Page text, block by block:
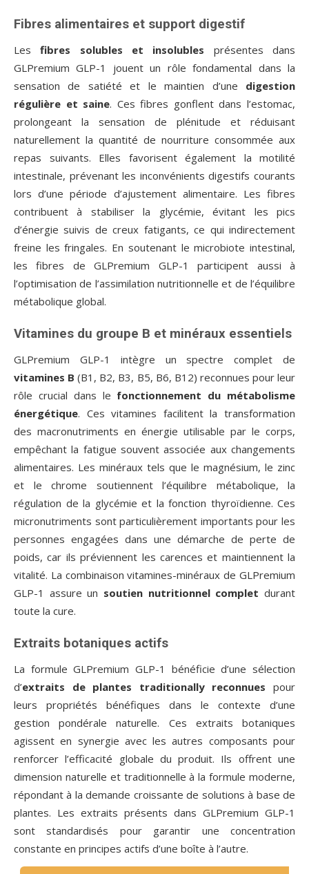
Fibres alimentaires et support digestif
Lesfibres solubles et insolubles présentes dans
GLPremium GLP-1 jouent un rôle fondamental dans la
sensation de satiété et le maintien d’une digestion
régulière et saine. Ces fibres gonflent dans l’estomac,
prolongeant la sensation de plénitude et réduisant
naturellement la quantité de nourriture consommée aux
repas suivants. Elles favorisent également la motilité
intestinale, prévenant les inconvénients digestifs courants
lors d’une période d’ajustement alimentaire. Les fibres
contribuent à stabiliser la glycémie, évitant les pics
d’énergie suivis de creux fatigants, ce qui indirectement
freine les fringales. En soutenant le microbiote intestinal,
les fibres de GLPremium GLP-1 participent aussi à
l’optimisation de l’assimilation nutritionnelle et de l’équilibre
métabolique global.
Vitamines du groupe B et minéraux essentiels
GLPremium GLP-1 intègre un spectre complet de
vitamines B (B1, B2, B3, B5, B6, B12) reconnues pour leur
rôle crucial dans le fonctionnement du métabolisme
énergétique. Ces vitamines facilitent la transformation
des macronutriments en énergie utilisable par le corps,
empêchant la fatigue souvent associée aux changements
alimentaires. Les minéraux tels que le magnésium, le zinc
et le chrome soutiennent l’équilibre métabolique, la
régulation de la glycémie et la fonction thyroïdienne. Ces
micronutriments sont particulièrement importants pour les
personnes engagées dans une démarche de perte de
poids, car ils préviennent les carences et maintiennent la
vitalité. La combinaison vitamines-minéraux de GLPremium
GLP-1 assure un soutien nutritionnel complet durant
toute la cure.
Extraits botaniques actifs
La formule GLPremium GLP-1 bénéficie d’une sélection
d’extraits de plantes traditionally reconnues pour
leurs propriétés bénéfiques dans le contexte d’une
gestion pondérale naturelle. Ces extraits botaniques
agissent en synergie avec les autres composants pour
renforcer l’efficacité globale du produit. Ils offrent une
dimension naturelle et traditionnelle à la formule moderne,
répondant à la demande croissante de solutions à base de
plantes. Les extraits présents dans GLPremium GLP-1
sont standardisés pour garantir une concentration
constante en principes actifs d’une boîte à l’autre.